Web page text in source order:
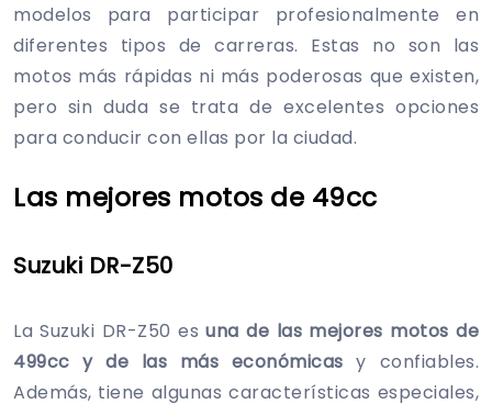
modelos para participar profesionalmente en
diferentes tipos de carreras. Estas no son las
motos más rápidas ni más poderosas que existen,
pero sin duda se trata de excelentes opciones
para conducir con ellas por la ciudad.
Las mejores motos de 49cc
Suzuki DR-Z50
La Suzuki DR-Z50 esuna de las mejores motos de
499cc y de las más económicas y confiables.
Además, tiene algunas características especiales,